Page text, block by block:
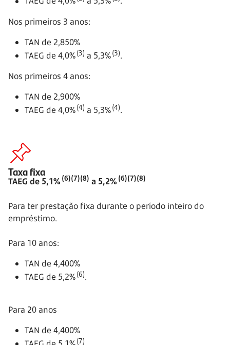
Nos primeiros 3 anos:
TAN de 2,850%
TAEG de 4,0%(3) a 5,3%(3).
Nos primeiros 4 anos:
TAN de 2,900%
TAEG de 4,0%(4) a 5,3%(4).
Taxa fixa
TAEG de 5,1%(6)(7)(8) a 5,2%(6)(7)(8)
Para ter prestação fixa durante o período inteiro do
empréstimo.
Para 10 anos:
TAN de 4,400%
TAEG de 5,2%(6).
Para 20 anos
TAN de 4,400%
(7)